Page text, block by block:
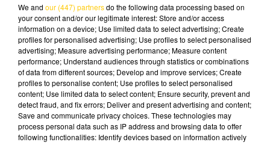
Lecture (7 min 20 sec)
7 mai 2025 - 7 min 20 sec
L'INFO DU GARD DU 07/05/25 À 12H01
Ecoutez sur Totem l'information en Lozère et sur
We and our (447) partnersdo the following data processing based on
your consent and/or our legitimate interest: Store and/or access
information on a device; Use limited data to select advertising; Create
profiles for personalised advertising; Use profiles to select personalised
advertising; Measure advertising performance; Measure content
performance; Understand audiences through statistics or combinations
of data from different sources; Develop and improve services; Create
profiles to personalise content; Use profiles to select personalised
content; Use limited data to select content; Ensure security, prevent and
detect fraud, and fix errors; Deliver and present advertising and content;
Save and communicate privacy choices. These technologies may
process personal data such as IP address and browsing data to offer
following functionalities: Identify devices based on information actively